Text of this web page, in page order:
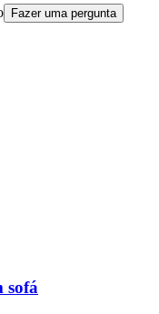
Fazer uma pergunta
sofá